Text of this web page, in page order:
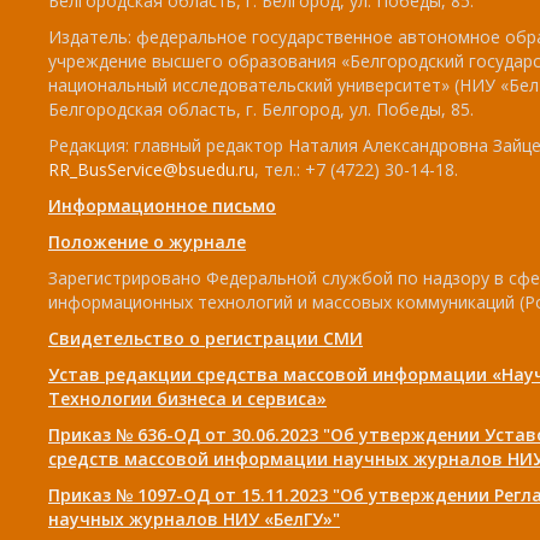
Издатель: федеральное государственное автономное
учреждение высшего образования «Белгородский
национальный исследовательский университет» (НИУ
Белгородская область, г. Белгород, ул. Победы, 85.
Редакция: главный редактор Наталия Александровна
RR_BusService@bsuedu.ru, тел.: +7 (4722) 30-14-18.
Информационное письмо
Положение о журнале
Зарегистрировано Федеральной службой по надзору в
информационных технологий и массовых коммуникаций
Свидетельство о регистрации СМИ
Устав редакции средства массовой информации
Технологии бизнеса и сервиса»
Приказ № 636-ОД от 30.06.2023 "Об утверждении
средств массовой информации научных журналов
Приказ № 1097-ОД от 15.11.2023 "Об утверждении
научных журналов НИУ «БелГУ»"